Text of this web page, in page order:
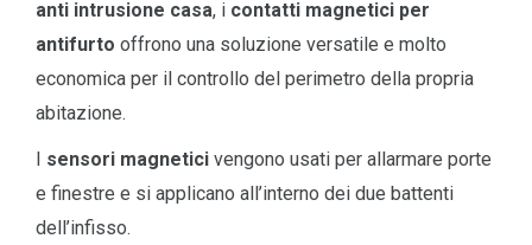
anti intrusione casa, i contatti magnetici per
antifurto offrono una soluzione versatile e molto
economica per il controllo del perimetro della propria
abitazione.
I sensori magnetici vengono usati per allarmare porte
e finestre e si applicano all’interno dei due battenti
dell’infisso.